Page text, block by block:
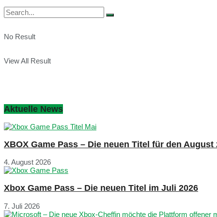
No Result
View All Result
Aktuelle News
XBOX Game Pass – Die neuen Titel für den August
4. August 2026
Xbox Game Pass – Die neuen Titel im Juli 2026
7. Juli 2026